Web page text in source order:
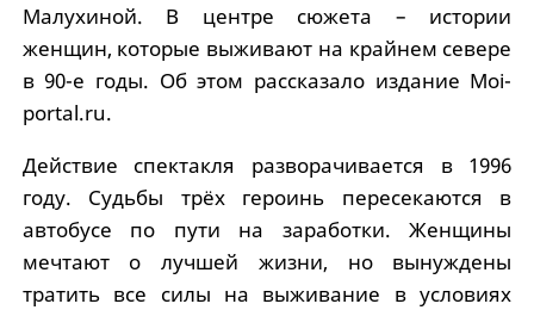
Малухиной. В центре сюжета – истории
женщин, которые выживают на крайнем севере
в 90-е годы. Об этом рассказало издание Moi-
portal.ru.
Действие спектакля разворачивается в 1996
году. Судьбы трёх героинь пересекаются в
автобусе по пути на заработки. Женщины
мечтают о лучшей жизни, но вынуждены
тратить все силы на выживание в условиях